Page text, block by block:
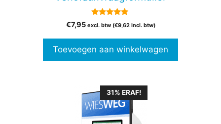
5.00
van 5
€7,95 excl. btw (€9,62incl. btw)
Toevoegen aan winkelwagen
31% ERAF!